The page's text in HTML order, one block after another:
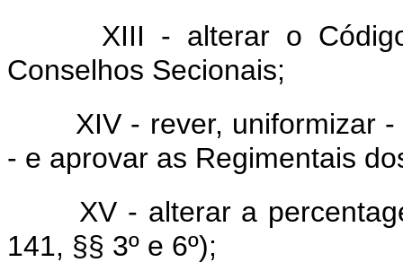
XIII - alterar o
Conselhos Secionais;
XIV - rever, uniformizar
- e aprovar as Regimentais
XV - alterar a
141, §§ 3º e 6º);